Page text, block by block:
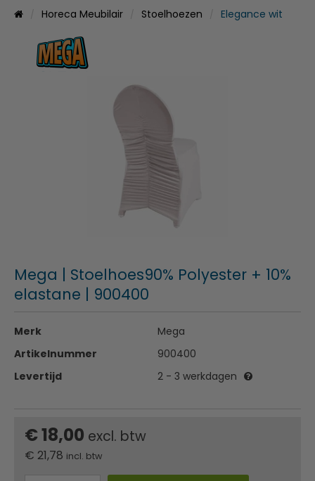
Horeca Meubilair Stoelhoezen Elegance wit
Mega | Stoelhoes90% Polyester + 10%
elastane | 900400
Merk
Mega
Artikelnummer
900400
Levertijd
2 - 3 werkdagen
€ 18,00 excl. btw
€ 21,78 incl. btw